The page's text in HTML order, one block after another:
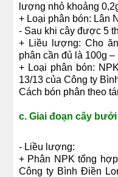
lượng nhỏ khoảng
+ Loại phân bón: Lân
- Sau khi cây được 5
+ Liều lượng: Cho
phân cần đủ là 100g –
+ Loại phân bón:
13/13 của Công ty
Cách bón phân theo
c. Giai đoạn cây
- Liều lượng:
+ Phân NPK tổng
Công ty Bình Điền